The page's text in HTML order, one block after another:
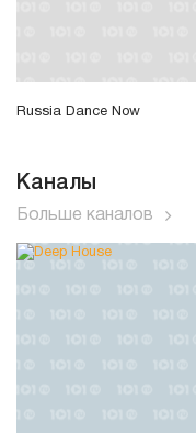
Russia Dance Now
Каналы
Больше каналов